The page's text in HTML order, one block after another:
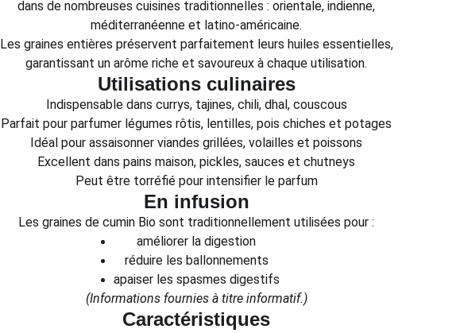
dans de nombreuses cuisines traditionnelles : orientale, indienne,
méditerranéenne et latino-américaine.
Les graines entières préservent parfaitement leurs huiles essentielles,
garantissant un arôme riche et savoureux à chaque utilisation.
Utilisations culinaires
Indispensable dans currys, tajines, chili, dhal, couscous
Parfait pour parfumer légumes rôtis, lentilles, pois chiches et potages
Idéal pour assaisonner viandes grillées, volailles et poissons
Excellent dans pains maison, pickles, sauces et chutneys
Peut être torréfié pour intensifier le parfum
En infusion
Les graines de cumin Bio sont traditionnellement utilisées pour :
améliorer la digestion
réduire les ballonnements
apaiser les spasmes digestifs
(Informations fournies à titre informatif.)
Caractéristiques